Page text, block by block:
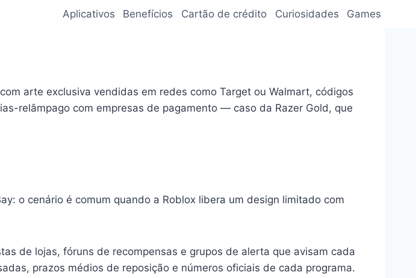
Aplicativos Benefícios Cartão de crédito Curiosidades Games
arte exclusiva vendidas em redes como Target ou Walmart, códigos
relâmpago com empresas de pagamento — caso da Razer Gold, que
o cenário é comum quando a Roblox libera um design limitado com
de lojas, fóruns de recompensas e grupos de alerta que avisam cada
prazos médios de reposição e números oficiais de cada programa.